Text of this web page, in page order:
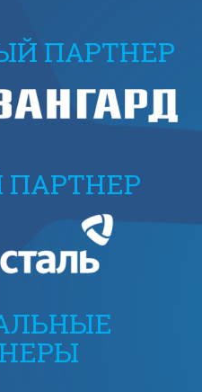
ПАРТНЕР